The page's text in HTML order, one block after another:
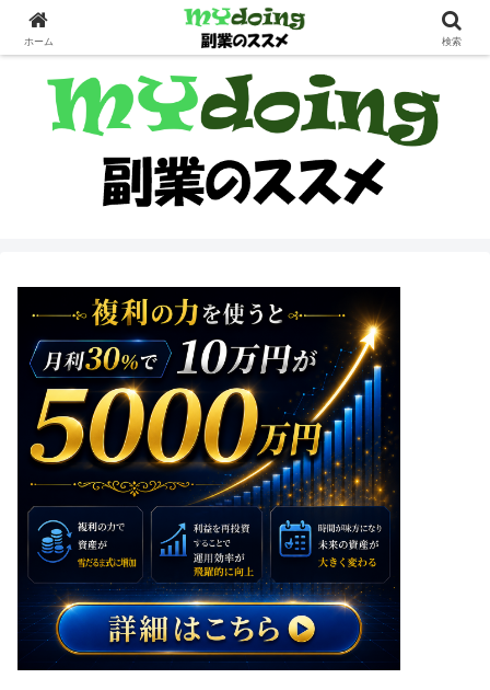
副業界隈
ホーム 検索